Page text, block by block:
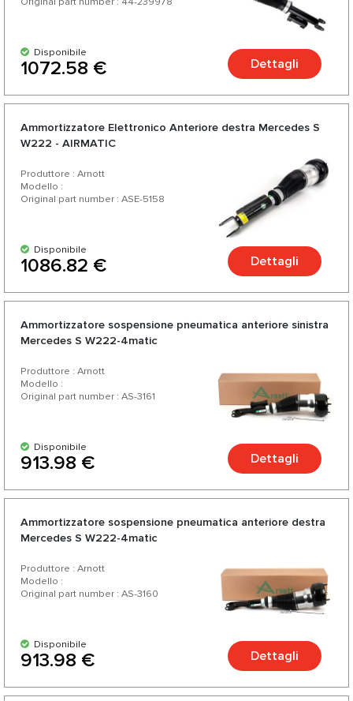
Disponibile
1072.58 € Dettagli
Ammortizzatore Еlettronico Anteriore destra Mercedes S
W222 - AIRMATIC
Produttore : Arnott
Modello :
Original part number : ASE-5158
Disponibile
1086.82 € Dettagli
Ammortizzatore sospensione pneumatica anteriore sinistra
Mercedes S W222-4matic
Produttore : Arnott
Modello :
Original part number : AS-3161
Disponibile
913.98 € Dettagli
Ammortizzatore sospensione pneumatica anteriore destra
Mercedes S W222-4matic
Produttore : Arnott
Modello :
Original part number : AS-3160
Disponibile
913.98 € Dettagli